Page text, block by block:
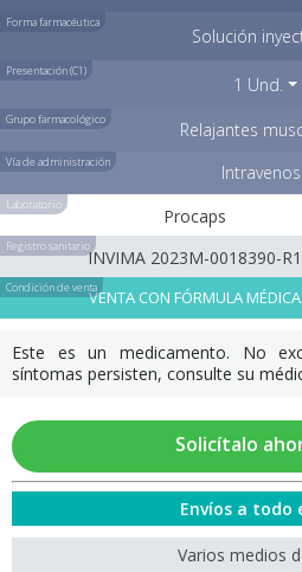
Forma farmacéutica
Solución
Presentación (C1)
1 Und.
Grupo farmacológico Relajantes
Vía de administración
Laboratorio
Procaps
Registro sanitario
INVIMA 2023M-0018390-R1
Condición de ventaVENTA CON FÓRMULA MÉDICA
Este es un medicamento. No
síntomas persisten, consulte su
Solicítalo
Envíos a todo
Varios medios